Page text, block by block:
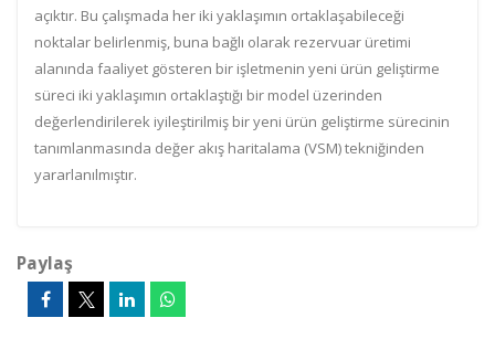
açıktır. Bu çalışmada her iki yaklaşımın ortaklaşabileceği
noktalar belirlenmiş, buna bağlı olarak rezervuar üretimi
alanında faaliyet gösteren bir işletmenin yeni ürün geliştirme
süreci iki yaklaşımın ortaklaştığı bir model üzerinden
değerlendirilerek iyileştirilmiş bir yeni ürün geliştirme sürecinin
tanımlanmasında değer akış haritalama (VSM) tekniğinden
yararlanılmıştır.
Paylaş